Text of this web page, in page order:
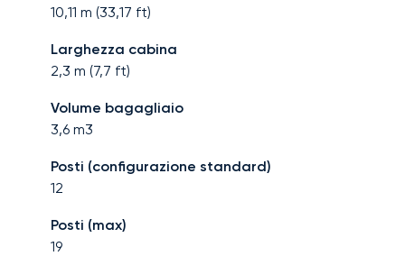
10,11 m (33,17 ft)
Larghezza cabina
2,3 m (7,7 ft)
Volume bagagliaio
3,6 m3
Posti (configurazione standard)
12
Posti (max)
19